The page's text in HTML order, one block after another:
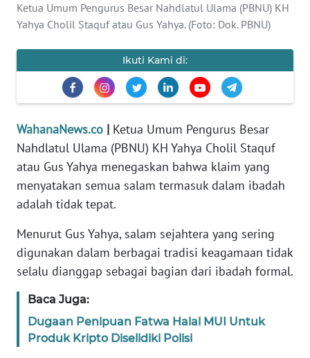
Ketua Umum Pengurus Besar Nahdlatul Ulama (PBNU) KH
Yahya Cholil Staquf atau Gus Yahya. (Foto: Dok. PBNU)
Ikuti Kami di:
WahanaNews.co | Ketua Umum Pengurus Besar
Nahdlatul Ulama (PBNU) KH Yahya Cholil Staquf
atau Gus Yahya menegaskan bahwa klaim yang
menyatakan semua salam termasuk dalam ibadah
adalah tidak tepat.
Menurut Gus Yahya, salam sejahtera yang sering
digunakan dalam berbagai tradisi keagamaan tidak
selalu dianggap sebagai bagian dari ibadah formal.
Baca Juga:
Dugaan Penipuan Fatwa Halal MUI Untuk
Produk Kripto Diselidiki Polisi
SERBA-SERBI
PENDIDIKAN
OLAHRAGA
OPINI
EDITORIAL
Informasi
INDEKS
BERITA
KAMI
INFO